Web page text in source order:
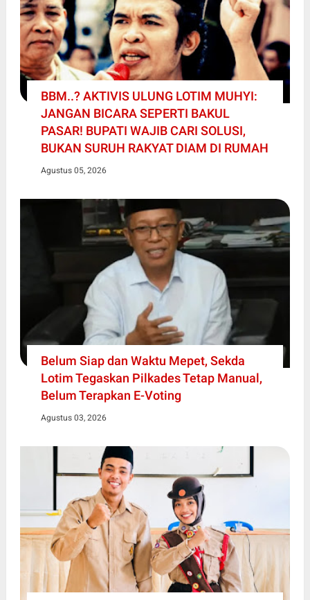
BBM..? AKTIVIS ULUNG LOTIM MUHYI:
JANGAN BICARA SEPERTI BAKUL
PASAR! BUPATI WAJIB CARI SOLUSI,
BUKAN SURUH RAKYAT DIAM DI RUMAH
Agustus 05, 2026
Belum Siap dan Waktu Mepet, Sekda
Lotim Tegaskan Pilkades Tetap Manual,
Belum Terapkan E-Voting
Agustus 03, 2026